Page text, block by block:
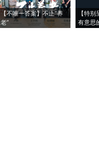
【不唯一答案】不止“养
老”
【特
有意思